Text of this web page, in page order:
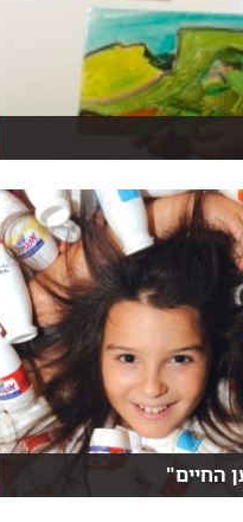
החיים"
הקונבנציונאלית לקח זמן